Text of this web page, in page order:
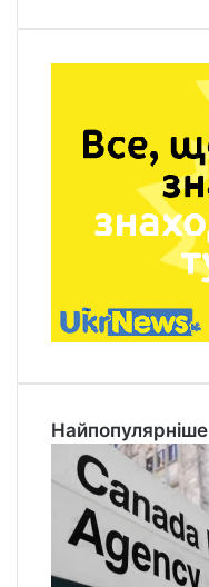
Найпопулярніше